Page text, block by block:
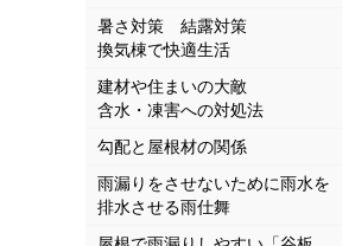
暑さ対策 結露対策
換気棟で快適生活
建材や住まいの大敵
含水・凍害への対処法
勾配と屋根材の関係
雨漏りをさせないために雨水を
排水させる雨仕舞